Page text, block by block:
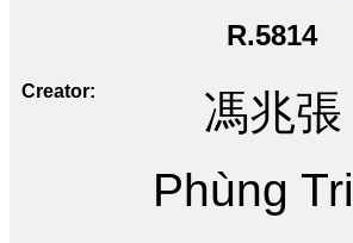
R.5814
Creator
馮兆張
Phùng